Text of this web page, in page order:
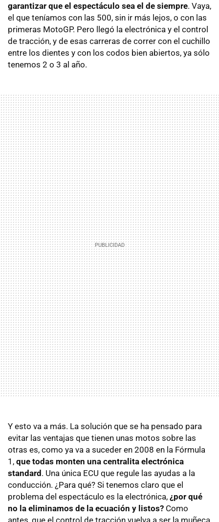
garantizar que el espectáculo sea el de siempre. Vaya,
el que teníamos con las 500, sin ir más lejos, o con las
primeras MotoGP. Pero llegó la electrónica y el control
de tracción, y de esas carreras de correr con el cuchillo
entre los dientes y con los codos bien abiertos, ya sólo
tenemos 2 o 3 al año.
Y esto va a más. La solución que se ha pensado para
evitar las ventajas que tienen unas motos sobre las
otras es, como ya va a suceder en 2008 en la Fórmula
1, que todas monten una centralita electrónica
standard . Una única ECU que regule las ayudas a la
conducción. ¿Para qué? Si tenemos claro que el
problema del espectáculo es la electrónica, ¿por qué
no la eliminamos de la ecuación y listos? Como
antes, que el control de tracción vuelva a ser la muñeca